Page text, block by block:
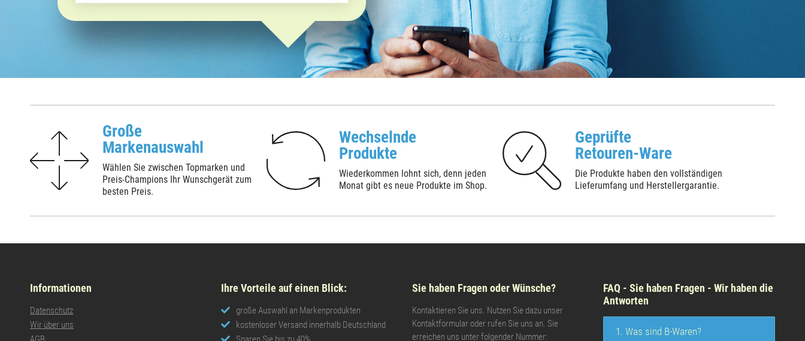
Große
Markenauswahl
Wählen Sie zwischen Topmarken und
Preis-Champions Ihr Wunschgerät zum
besten Preis.
Wechselnde
Produkte
Wiederkommen lohnt sich, denn jeden
Monat gibt es neue Produkte im Shop.
Geprüfte
Retouren-Ware
Die Produkte haben den vollständigen
Lieferumfang und Herstellergarantie.
Informationen
Datenschutz
Wir über uns
Ihre Vorteile auf einen Blick:
große Auswahl an Markenprodukten
kostenloser Versand innerhalb Deutschland
Sie haben Fragen oder Wünsche?
Kontaktieren Sie uns. Nutzen Sie dazu unser
Kontaktformular oder rufen Sie uns an. Sie
erreichen uns unter folgender Nummer:
FAQ - Sie haben Fragen - Wir haben die
Antworten
1. Was sind B-Waren?